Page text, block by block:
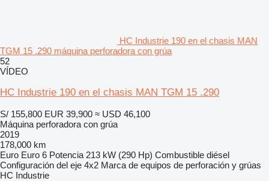
HC Industrie 190 en el chasis MAN
TGM 15 .290 máquina perforadora con grúa
52
VÍDEO
HC Industrie 190 en el chasis MAN TGM 15 .290
S/ 155,800 EUR 39,900 ≈ USD 46,100
Máquina perforadora con grúa
2019
178,000 km
Euro Euro 6 Potencia 213 kW (290 Hp) Combustible diésel
Configuración del eje 4x2 Marca de equipos de perforación y grúas
HC Industrie